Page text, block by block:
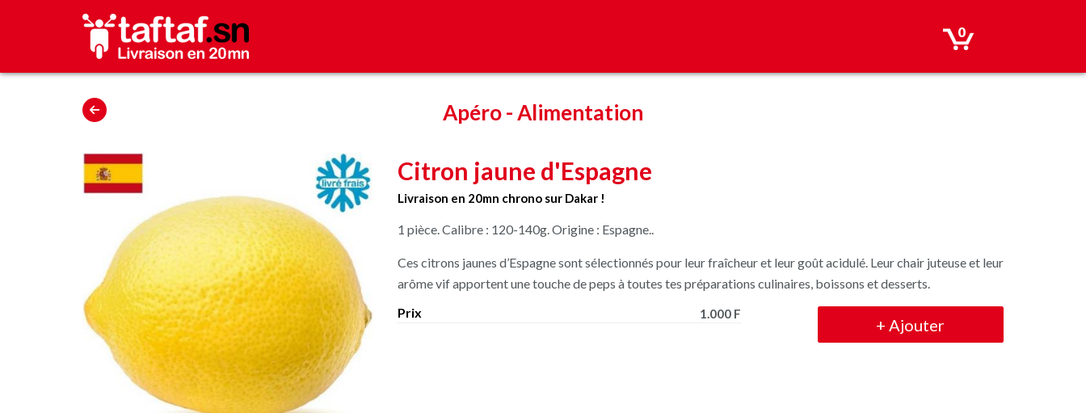
0
Apéro-Alimentation
Citron jaune d'Espagne
Livraison en 20mn chrono sur Dakar !
1 pièce. Calibre : 120-140g. Origine : Espagne..
Ces citrons jaunes d’Espagne sont sélectionnés pour leur fraîcheur et leur goût acidulé. Leur chair juteuse et leur
arôme vif apportent une touche de peps à toutes tes préparations culinaires, boissons et desserts.
Prix
1.000 F
+ Ajouter